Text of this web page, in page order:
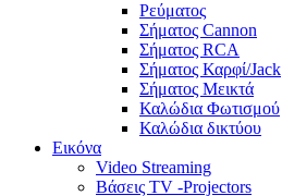
Ρεύματος
Σήματος Cannon
Σήματος RCA
Σήματος Καρφί/Jack
Σήματος Μεικτά
Καλώδια Φωτισμού
Καλώδια δικτύου
Εικόνα
Video Streaming
Βάσεις TV -Projectors